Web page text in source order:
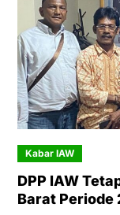
Kabar IAW
DPP IAW
Barat Periode